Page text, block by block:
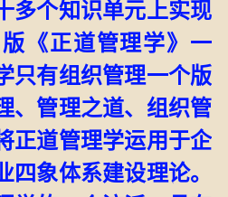
多个知识单元上实现
《正道管理学》一
只有组织管理一个版
、管理之道、组织管
正道管理学运用于企
四象体系建设理论。